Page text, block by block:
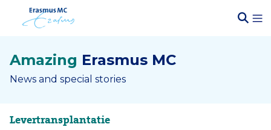
Amazing Erasmus MC
News and special stories
Levertransplantatie